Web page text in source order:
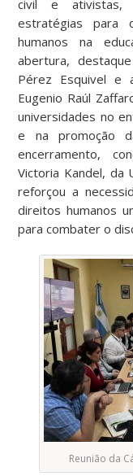
civil e ativistas,
estratégias para
humanos na
abertura,
Pérez Esquivel e
Eugenio Raúl
universidades no
e na promoção
encerramento,
Victoria Kandel, da
reforçou a
direitos humanos
para combater o
Reunião da